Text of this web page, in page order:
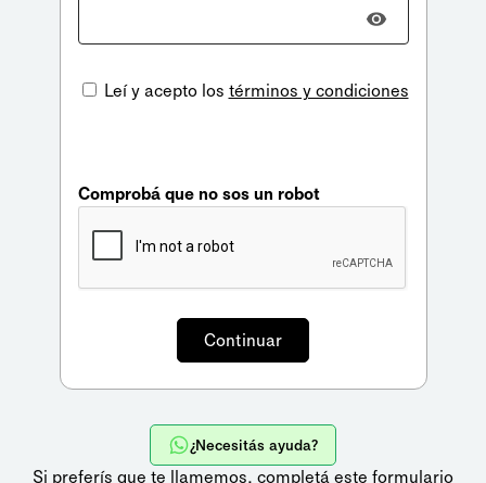
Leí y acepto los términos y condiciones
Comprobá que no sos un robot
¿Necesitás ayuda?
Si preferís que te llamemos, completá este formulario